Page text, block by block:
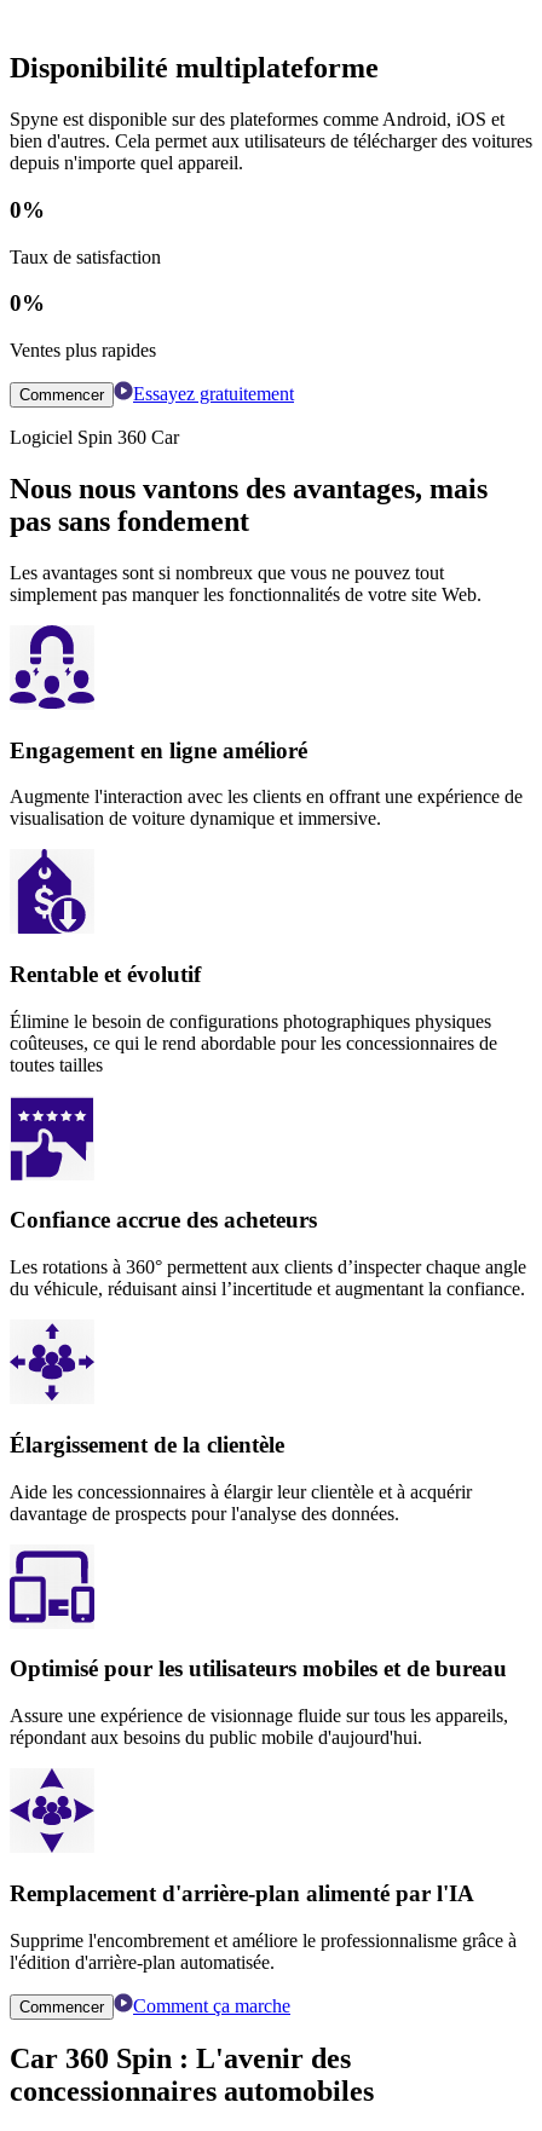
Disponibilité multiplateforme
Spyne est disponible sur des plateformes comme Android, iOS et
bien d'autres. Cela permet aux utilisateurs de télécharger des voitures
depuis n'importe quel appareil.
0%
Taux de satisfaction
0%
Ventes plus rapides
Commencer Essayez gratuitement
Logiciel Spin 360 Car
Nous nous vantons des avantages, mais
pas sans fondement
Les avantages sont si nombreux que vous ne pouvez tout
simplement pas manquer les fonctionnalités de votre site Web.
Engagement en ligne amélioré
Augmente l'interaction avec les clients en offrant une expérience de
visualisation de voiture dynamique et immersive.
Rentable et évolutif
Élimine le besoin de configurations photographiques physiques
coûteuses, ce qui le rend abordable pour les concessionnaires de
toutes tailles
Confiance accrue des acheteurs
Les rotations à 360° permettent aux clients d’inspecter chaque angle
du véhicule, réduisant ainsi l’incertitude et augmentant la confiance.
Élargissement de la clientèle
Aide les concessionnaires à élargir leur clientèle et à acquérir
davantage de prospects pour l'analyse des données.
Optimisé pour les utilisateurs mobiles et de bureau
Assure une expérience de visionnage fluide sur tous les appareils,
répondant aux besoins du public mobile d'aujourd'hui.
Remplacement d'arrière-plan alimenté par l'IA
Supprime l'encombrement et améliore le professionnalisme grâce à
l'édition d'arrière-plan automatisée.
Commencer Comment ça marche
Car 360 Spin : L'avenir des
concessionnaires automobiles